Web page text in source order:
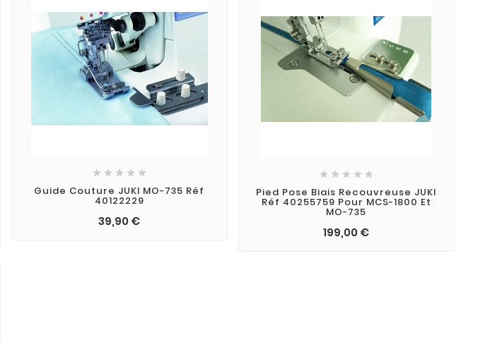
    
Guide Couture JUKI MO-735 Réf
40122229
39,90 €
    
Pied Pose Biais Recouvreuse JUKI
Réf 40255759 Pour MCS-1800 Et
MO-735
199,00 €